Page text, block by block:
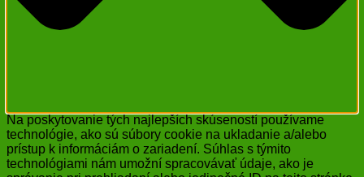
Na poskytovanie tých najlepších skúseností používame
technológie, ako sú súbory cookie na ukladanie a/alebo
prístup k informáciám o zariadení. Súhlas s týmito
technológiami nám umožní spracovávať údaje, ako je